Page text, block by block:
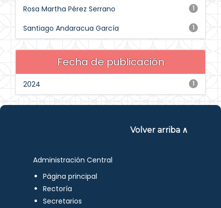
1
Rosa Martha Pérez Serrano
1
Santiago Andaracua García
Fecha de publicación
1
2024
Volver arriba ∧
Administración Central
Página principal
Rectoría
Secretarios